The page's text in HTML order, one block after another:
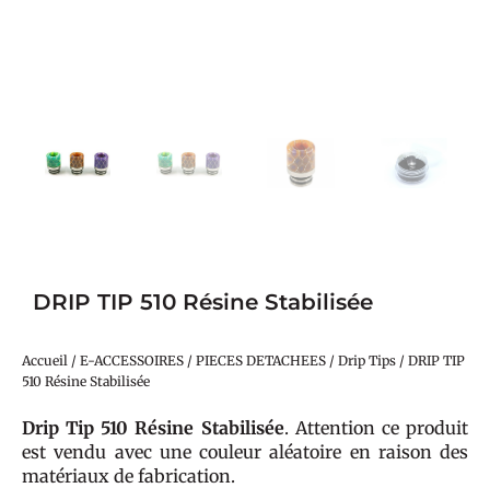
DRIP TIP 510 Résine Stabilisée
Accueil / E-ACCESSOIRES / PIECES DETACHEES / Drip Tips / DRIP TIP
510 Résine Stabilisée
Drip Tip 510 Résine Stabilisée. Attention ce produit
est vendu avec une couleur aléatoire en raison des
matériaux de fabrication.